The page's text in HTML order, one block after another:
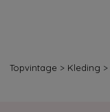
Topvintage > Kleding >